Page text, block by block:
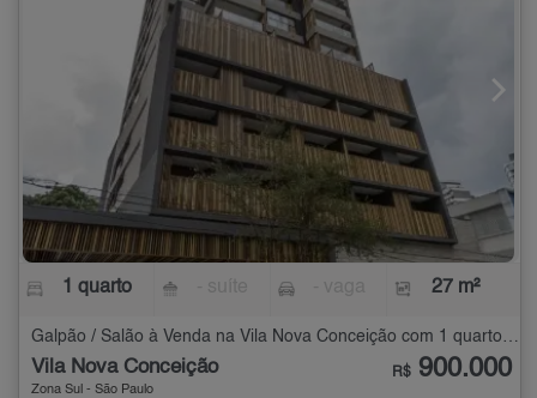
1 quarto 27 m²
Galpão / Salão à Venda na Vila Nova Conceição com 1 quarto - 27 m²
Vila Nova Conceição
Zona Sul - São Paulo
R$ 900.000